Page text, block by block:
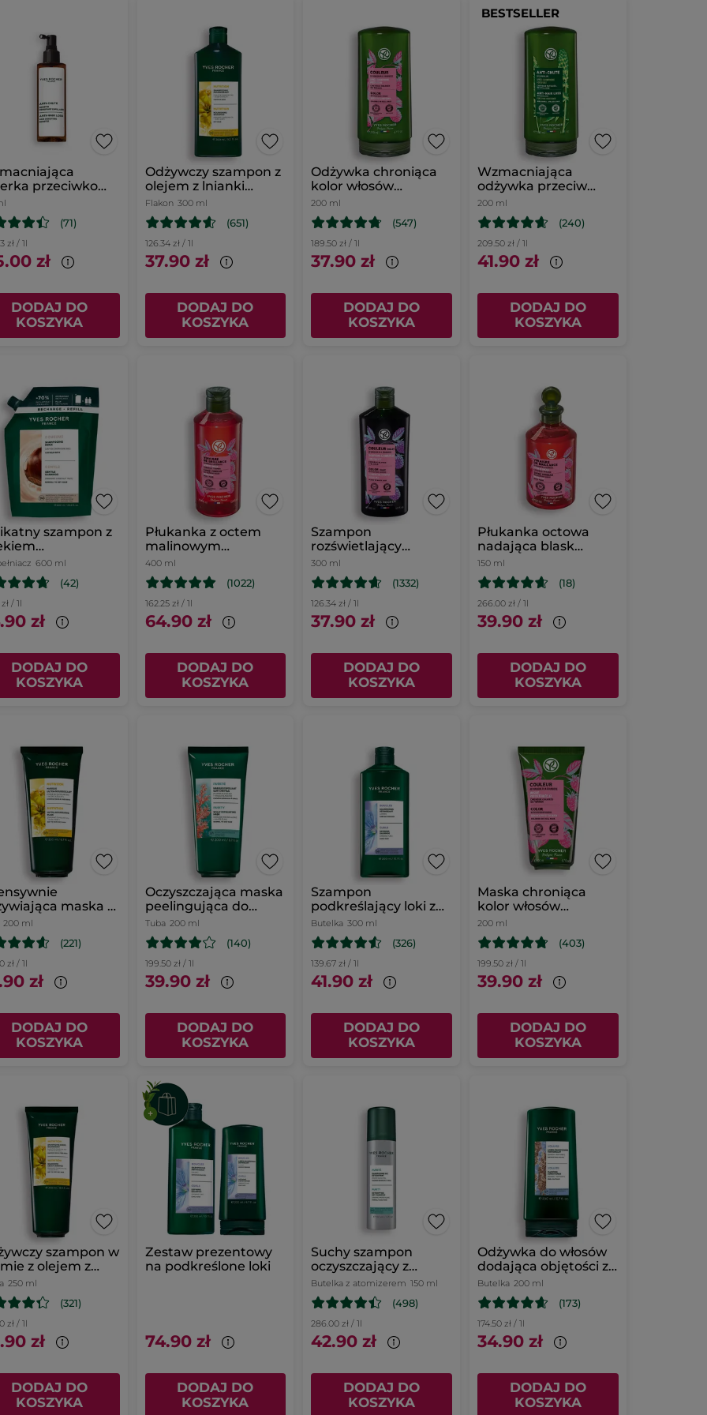
przeciwko
włosów
(71)
zł / 1l
zł
DODAJ DO
KOSZYKA
Odżywczy szampon z
olejem z lnianki
siewnej
Flakon 300 ml
(651)
126.34 zł / 1l
37.90 zł
DODAJ DO
KOSZYKA
Odżywka chroniąca
kolor włosów
farbowanych z octem
malinowym
200 ml
(547)
189.50 zł / 1l
37.90 zł
DODAJ DO
KOSZYKA
BESTSELLER
Wzmacniająca
odżywka przeciw
wypadaniu włosów z
białym łubinem
200 ml
(240)
209.50 zł / 1l
41.90 zł
DODAJ DO
KOSZYKA
szampon z
600 ml
(42)
/ 1l
zł
DODAJ DO
KOSZYKA
Płukanka z octem
malinowym
przywracająca blask
400 ml
(1022)
162.25 zł / 1l
64.90 zł
DODAJ DO
KOSZYKA
Szampon
rozświetlający
fioletowy z octem
malinowym
300 ml
(1332)
126.34 zł / 1l
37.90 zł
DODAJ DO
KOSZYKA
Płukanka octowa
nadająca blask
włosom
150 ml
(18)
266.00 zł / 1l
39.90 zł
DODAJ DO
KOSZYKA
maska z
z lnianki
200 ml
(221)
zł / 1l
zł
DODAJ DO
KOSZYKA
Oczyszczająca maska
peelingująca do
skóry głowy z
makroalgą 200 ml
Tuba 200 ml
(140)
199.50 zł / 1l
39.90 zł
DODAJ DO
KOSZYKA
Szampon
podkreślający loki z
lnem bio
Butelka 300 ml
(326)
139.67 zł / 1l
41.90 zł
DODAJ DO
KOSZYKA
Maska chroniąca
kolor włosów
farbowanych z octem
malinowym
200 ml
(403)
199.50 zł / 1l
39.90 zł
DODAJ DO
KOSZYKA
szampon w
z olejem z
siewnej 250 ml
250 ml
(321)
zł / 1l
zł
DODAJ DO
KOSZYKA
Zestaw prezentowy
na podkreślone loki
74.90 zł
DODAJ DO
KOSZYKA
Suchy szampon
oczyszczający z
makroalgą 150 ml
Butelka z atomizerem 150 ml
(498)
286.00 zł / 1l
42.90 zł
DODAJ DO
KOSZYKA
Odżywka do włosów
dodająca objętości z
peptydami z komosy
ryżowej 200 ml
Butelka 200 ml
(173)
174.50 zł / 1l
34.90 zł
DODAJ DO
KOSZYKA